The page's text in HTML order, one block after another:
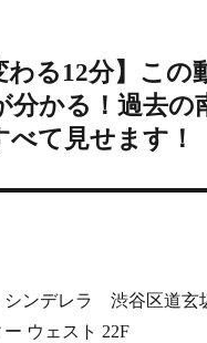
わる12分】この
分かる！過去の
べて見せます！
シンデレラ 渋谷区道玄
ウェスト 22F